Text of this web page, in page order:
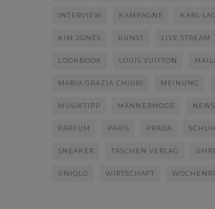
INTERVIEW KAMPAGNE KARL
KIM JONES KUNST LIVE STREAM
LOOKBOOK LOUIS VUITTON
MARIA GRAZIA CHIURI MEINUNG
MUSIKTIPP MÄNNERMODE NEWS
PARFUM PARIS PRADA
SNEAKER TASCHEN VERLAG
UNIQLO WIRTSCHAFT